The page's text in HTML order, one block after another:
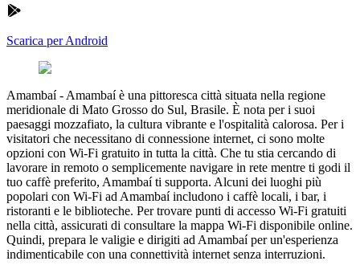
Scarica per Android
Amambaí- Amambaí è una pittoresca città situata nella regione
meridionale di Mato Grosso do Sul, Brasile. È nota per i suoi
paesaggi mozzafiato, la cultura vibrante e l'ospitalità calorosa. Per i
visitatori che necessitano di connessione internet, ci sono molte
opzioni con Wi-Fi gratuito in tutta la città. Che tu stia cercando di
lavorare in remoto o semplicemente navigare in rete mentre ti godi il
tuo caffè preferito, Amambaí ti supporta. Alcuni dei luoghi più
popolari con Wi-Fi ad Amambaí includono i caffè locali, i bar, i
ristoranti e le biblioteche. Per trovare punti di accesso Wi-Fi gratuiti
nella città, assicurati di consultare la mappa Wi-Fi disponibile online.
Quindi, prepara le valigie e dirigiti ad Amambaí per un'esperienza
indimenticabile con una connettività internet senza interruzioni.